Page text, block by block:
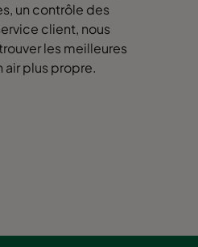
un contrôle des
client, nous
les meilleures
air plus propre.